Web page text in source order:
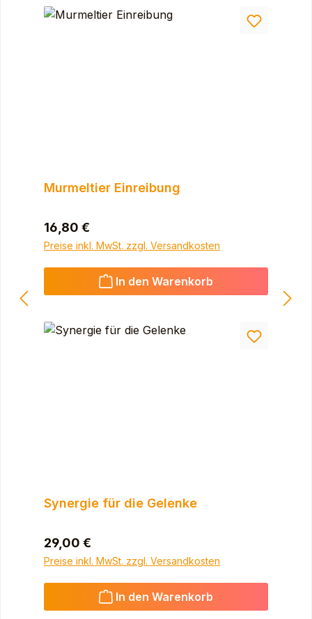
Murmeltier Einreibung
Regulärer Preis:
16,80 €
Preise inkl. MwSt. zzgl. Versandkosten
In den Warenkorb
Synergie für die Gelenke
Regulärer Preis:
29,00 €
Preise inkl. MwSt. zzgl. Versandkosten
In den Warenkorb